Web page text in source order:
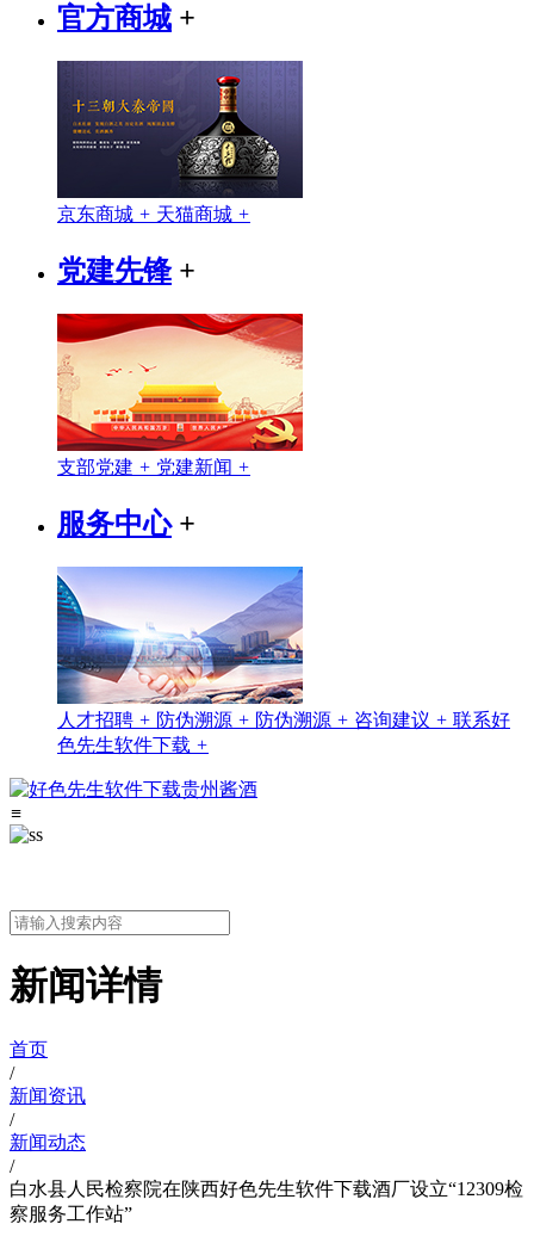
官方商城 +
京东商城 + 天猫商城 +
党建先锋+
支部党建 + 党建新闻 +
服务中心+
人才招聘 + 防伪溯源 + 防伪溯源 + 咨询建议 + 联系好
色先生软件下载 +
≡
新闻详情
首页
/
新闻资讯
/
新闻动态
/
白水县人民检察院在陕西好色先生软件下载酒厂设立“12309检
察服务工作站”